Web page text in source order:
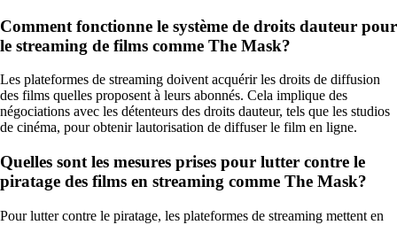
Comment fonctionne le système de droits dauteur pour
le streaming de films comme The Mask?
Les plateformes de streaming doivent acquérir les droits de diffusion
des films quelles proposent à leurs abonnés. Cela implique des
négociations avec les détenteurs des droits dauteur, tels que les studios
de cinéma, pour obtenir lautorisation de diffuser le film en ligne.
Quelles sont les mesures prises pour lutter contre le
piratage des films en streaming comme The Mask?
Pour lutter contre le piratage, les plateformes de streaming mettent en